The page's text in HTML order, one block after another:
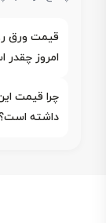
امروز چقدر
چرا قیمت
داشته